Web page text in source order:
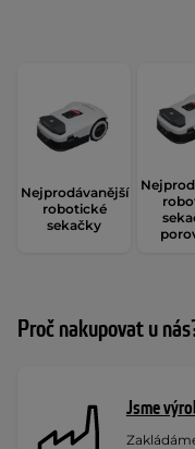
Nejprodávanější
robotické
sekačky
Proč nakupovat u
Jsme